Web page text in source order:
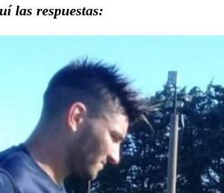
las respuestas: